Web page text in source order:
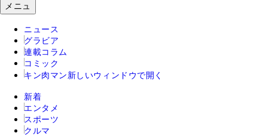
メニュ
ニュース
グラビア
連載コラム
コミック
キン肉マン 新しいウィンドウで開く
新着
エンタメ
スポーツ
クルマ